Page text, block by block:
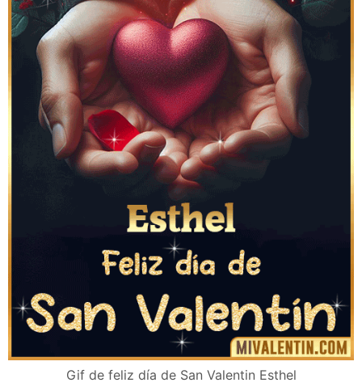
Gif de feliz día de San Valentin Esthel